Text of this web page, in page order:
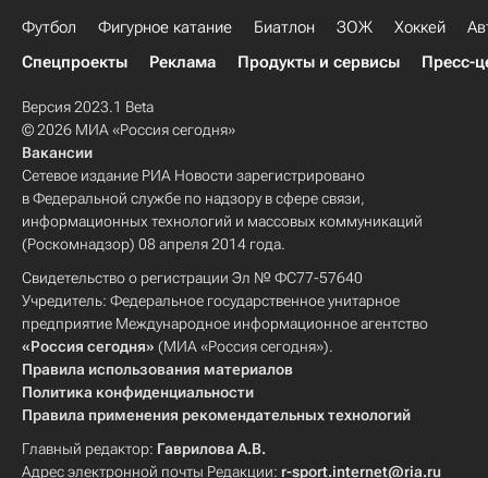
Футбол Фигурное катание Биатлон ЗОЖ Хоккей
Спецпроекты
Реклама Продукты и сервисы Пресс-
Версия 2023.1 Beta
© 2026 МИА «Россия сегодня»
Вакансии
Сетевое издание РИА Новости зарегистрировано
в Федеральной службе по надзору в сфере связи,
информационных технологий и массовых коммуникаций
(Роскомнадзор) 08 апреля 2014 года.
Свидетельство о регистрации Эл № ФС77-57640
Учредитель: Федеральное государственное унитарное
предприятие Международное информационное агентство
«Россия сегодня» (МИА «Россия сегодня»).
Правила использования материалов
Политика конфиденциальности
Правила применения рекомендательных технологий
Главный редактор: Гаврилова А.В.
Адрес электронной почты Редакции: r-sport.internet@ria.ru